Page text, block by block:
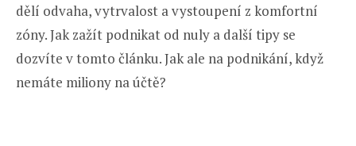
dělí odvaha, vytrvalost a vystoupení z komfortní
zóny. Jak zažít podnikat od nuly a další tipy se
dozvíte v tomto článku. Jak ale na podnikání, když
nemáte miliony na účtě?